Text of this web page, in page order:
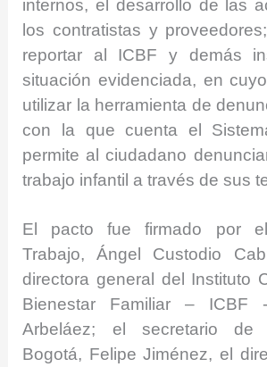
internos, el desarrollo de las
los contratistas y
reportar al ICBF y demás
situación evidenciada, en
utilizar la herramienta de
con la que cuenta el
permite al ciudadano
trabajo infantil a través de sus
El pacto fue firmado por
Trabajo, Ángel Custodio
directora general del Instituto
Bienestar Familiar – ICBF
Arbeláez; el secretario de
Bogotá, Felipe Jiménez, el